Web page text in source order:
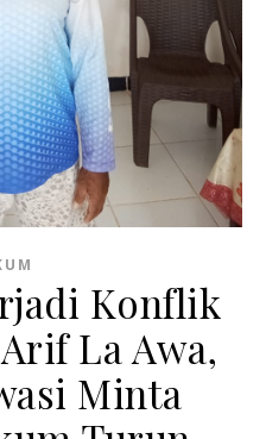
Konflik
La Awa,
Minta